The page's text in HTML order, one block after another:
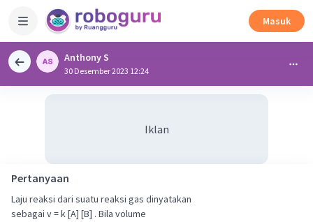
Masuk
Anthony S
30 Desember 2023 12:24
Iklan
Pertanyaan
Laju reaksi dari suatu reaksi gas dinyatakan
sebagai v = k [A] [B] . Bila volume